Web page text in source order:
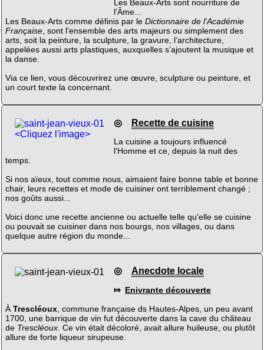
Les Beaux-Arts sont nourriture de
l'Âme...
Les Beaux-Arts comme définis par le Dictionnaire de l'Académie
Française, sont l'ensemble des arts majeurs ou simplement des
arts, soit la peinture, la sculpture, la gravure, l’architecture,
appelées aussi arts plastiques, auxquelles s’ajoutent la musique et
la danse.
Via ce lien, vous découvrirez une œuvre, sculpture ou peinture, et
un court texte la concernant.
<Cliquez l'image>
◎ Recette de cuisine
La cuisine a toujours influencé
l'Homme et ce, depuis la nuit des
temps.
Si nos aïeux, tout comme nous, aimaient faire bonne table et bonne
chair, leurs recettes et mode de cuisiner ont terriblement changé ;
nos goûts aussi...
Voici donc une recette ancienne ou actuelle telle qu'elle se cuisine
ou pouvait se cuisiner dans nos bourgs, nos villages, ou dans
quelque autre région du monde...
◎ Anecdote locale
⤇ Enivrante découverte
À Trescléoux, commune française ds Hautes-Alpes, un peu avant
1700, une barrique de vin fut découverte dans la cave du château
de Trescléoux. Ce vin était décoloré, avait allure huileuse, ou plutôt
allure de forte liqueur sirupeuse.